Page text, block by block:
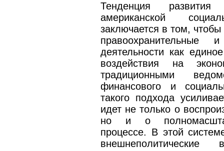
Тенденция развития
американской
заключается в том,
деятельности как
воздействия на
традиционными
финансового и
такого подхода
идет не только о
но и о
процессе. В этой